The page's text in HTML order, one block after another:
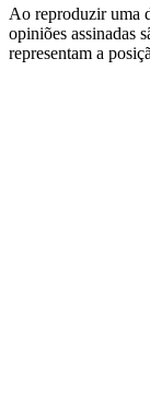
Ao reproduzir uma
opiniões assinadas
representam a